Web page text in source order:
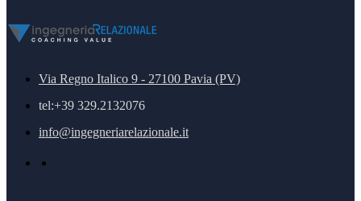
Via Regno Italico 9 - 27100 Pavia (PV)
tel:+39 329.2132076
info@ingegneriarelazionale.it